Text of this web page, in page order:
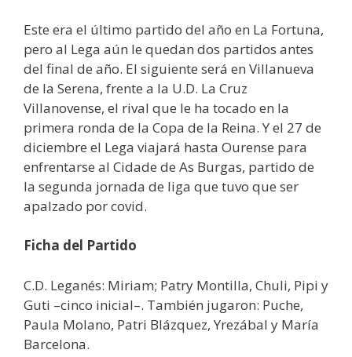
Este era el último partido del año en La Fortuna,
pero al Lega aún le quedan dos partidos antes
del final de año. El siguiente será en Villanueva
de la Serena, frente a la U.D. La Cruz
Villanovense, el rival que le ha tocado en la
primera ronda de la Copa de la Reina. Y el 27 de
diciembre el Lega viajará hasta Ourense para
enfrentarse al Cidade de As Burgas, partido de
la segunda jornada de liga que tuvo que ser
apalzado por covid.
Ficha del Partido
C.D. Leganés: Miriam; Patry Montilla, Chuli, Pipi y
Guti –cinco inicial–. También jugaron: Puche,
Paula Molano, Patri Blázquez, Yrezábal y María
Barcelona.